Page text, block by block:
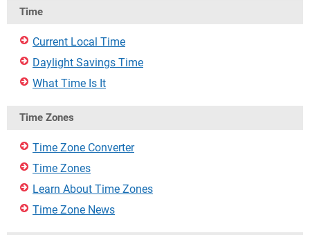
Time
Current Local Time
Daylight Savings Time
What Time Is It
Time Zones
Time Zone Converter
Time Zones
Learn About Time Zones
Time Zone News